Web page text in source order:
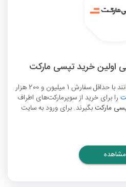
کاربران جدید تپسی مارکت می‌توانند با حداقل سفارش 1 میلیون و 200 هزار
را برای خرید از سوپرمارکت‌های اطراف
مارکتبگیرند. برای ورود به سایت
مشاهده